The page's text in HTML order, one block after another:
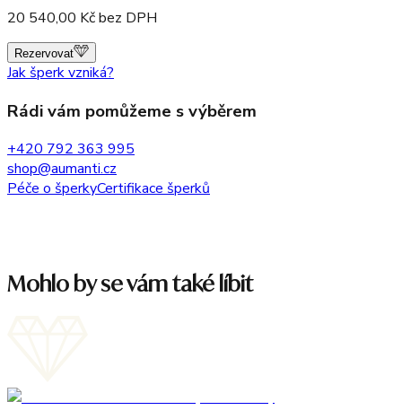
20 540,00 Kč bez DPH
Rezervovat
Jak šperk vzniká?
Rádi vám pomůžeme s výběrem
+420 792 363 995
shop@aumanti.cz
Péče o šperkyCertifikace šperků
Mohlo by se vám také líbit